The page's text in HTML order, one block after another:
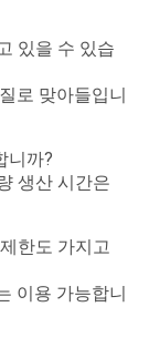
있을 수 있습
로 맞아들입니
니까?
생산 시간은
한도 가지고
이용 가능합니